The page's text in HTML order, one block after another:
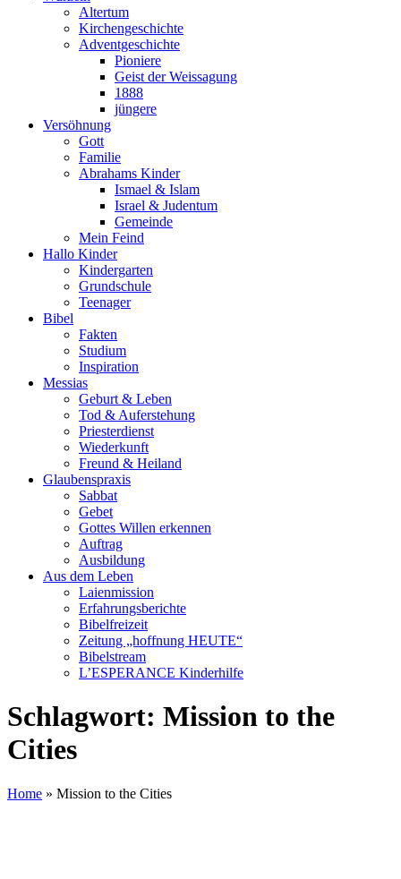
Altertum
Kirchengeschichte
Adventgeschichte
Pioniere
Geist der Weissagung
1888
jüngere
Versöhnung
Gott
Familie
Abrahams Kinder
Ismael & Islam
Israel & Judentum
Gemeinde
Mein Feind
Hallo Kinder
Kindergarten
Grundschule
Teenager
Bibel
Fakten
Studium
Inspiration
Messias
Geburt & Leben
Tod & Auferstehung
Priesterdienst
Wiederkunft
Freund & Heiland
Glaubenspraxis
Sabbat
Gebet
Gottes Willen erkennen
Auftrag
Ausbildung
Aus dem Leben
Laienmission
Erfahrungsberichte
Bibelfreizeit
Zeitung „hoffnung HEUTE“
Bibelstream
L’ESPERANCE Kinderhilfe
Schlagwort: Mission to the
Cities
Home » Mission to the Cities